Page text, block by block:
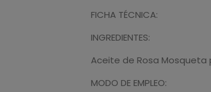
FICHA TÉCNICA:
INGREDIENTES:
Aceite de Rosa Mosqueta
MODO DE EMPLEO: